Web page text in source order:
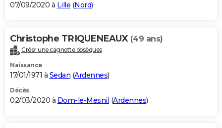
07/09/2020 à Lille (Nord)
Christophe TRIQUENEAUX (49 ans)
Créer une cagnotte obsèques
Naissance
17/01/1971 à Sedan (Ardennes)
Décès
02/03/2020 à Dom-le-Mesnil (Ardennes)